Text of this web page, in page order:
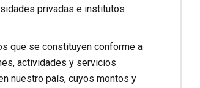
privadas e institutos
que se constituyen conforme a
actividades y servicios
nuestro país, cuyos montos y